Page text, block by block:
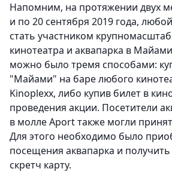
Напомним, на протяжении двух
и по 20 сентября 2019 года,
стать участником
кинотеатра и аквапарка в
можно было тремя способами:
"Майами" на баре любого
Kinoplexx, либо купив билет в
проведения акции. Посетители
в молле Aport также могли
Для этого необходимо было
посещения аквапарка и
скретч карту.